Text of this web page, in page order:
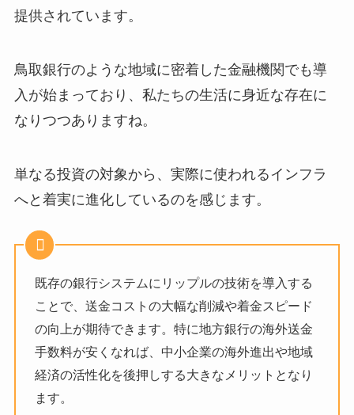
提供されています。
鳥取銀行のような地域に密着した金融機関でも導
入が始まっており、私たちの生活に身近な存在に
なりつつありますね。
単なる投資の対象から、実際に使われるインフラ
へと着実に進化しているのを感じます。
既存の銀行システムにリップルの技術を導入する
ことで、送金コストの大幅な削減や着金スピード
の向上が期待できます。特に地方銀行の海外送金
手数料が安くなれば、中小企業の海外進出や地域
経済の活性化を後押しする大きなメリットとなり
ます。